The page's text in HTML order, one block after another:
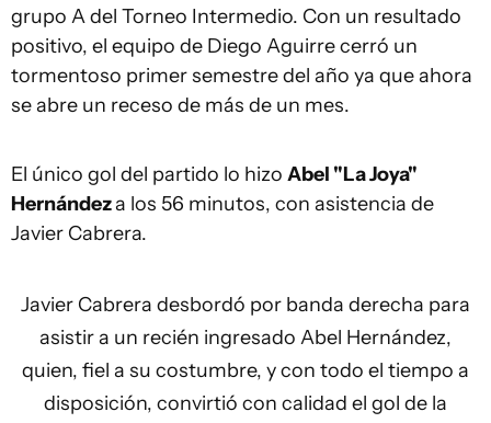
grupo A del Torneo Intermedio. Con un resultado
positivo, el equipo de Diego Aguirre cerró un
tormentoso primer semestre del año ya que ahora
se abre un receso de más de un mes.
El único gol del partido lo hizo Abel "La Joya"
Hernándeza los 56 minutos, con asistencia de
Javier Cabrera.
Javier Cabrera desbordó por banda derecha para
asistir a un recién ingresado Abel Hernández,
quien, fiel a su costumbre, y con todo el tiempo a
disposición, convirtió con calidad el gol de la